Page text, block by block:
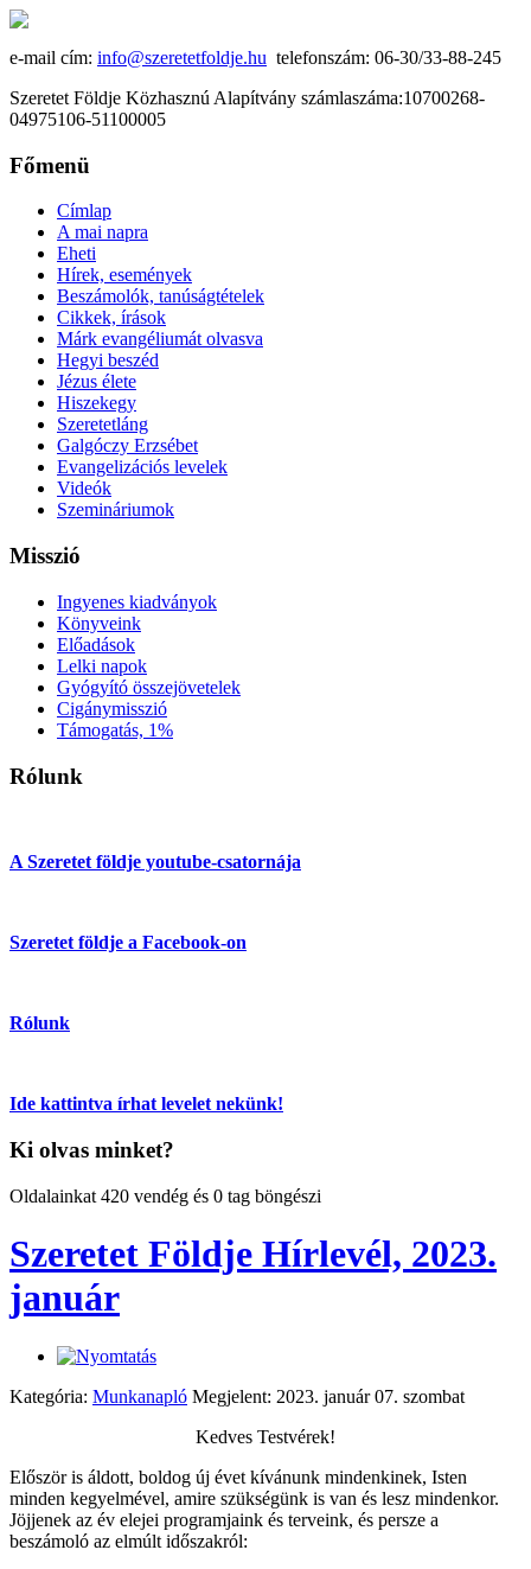
e-mail cím: info@szeretetfoldje.hu telefonszám: 06-30/33-88-245
Szeretet Földje Közhasznú Alapítvány számlaszáma:10700268-
04975106-51100005
Főmenü
Címlap
A mai napra
Eheti
Hírek, események
Beszámolók, tanúságtételek
Cikkek, írások
Márk evangéliumát olvasva
Hegyi beszéd
Jézus élete
Hiszekegy
Szeretetláng
Galgóczy Erzsébet
Evangelizációs levelek
Videók
Szemináriumok
Misszió
Ingyenes kiadványok
Könyveink
Előadások
Lelki napok
Gyógyító összejövetelek
Cigánymisszió
Támogatás, 1%
Rólunk
A Szeretet földje youtube-csatornája
Szeretet földje a Facebook-on
Rólunk
Ide kattintva írhat levelet nekünk!
Ki olvas minket?
Oldalainkat 420 vendég és 0 tag böngészi
Szeretet Földje Hírlevél, 2023.
január
Kategória: Munkanapló Megjelent: 2023. január 07. szombat
Kedves Testvérek!
Először is áldott, boldog új évet kívánunk mindenkinek, Isten
minden kegyelmével, amire szükségünk is van és lesz mindenkor.
Jöjjenek az év elejei programjaink és terveink, és persze a
beszámoló az elmúlt időszakról: